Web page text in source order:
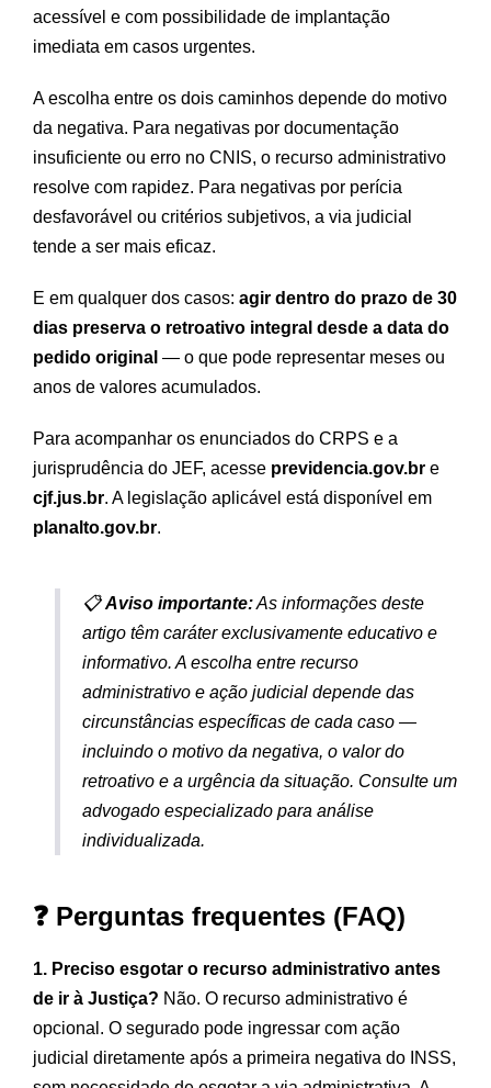
acessível e com possibilidade de implantação
imediata em casos urgentes.
A escolha entre os dois caminhos depende do motivo
da negativa. Para negativas por documentação
insuficiente ou erro no CNIS, o recurso administrativo
resolve com rapidez. Para negativas por perícia
desfavorável ou critérios subjetivos, a via judicial
tende a ser mais eficaz.
E em qualquer dos casos: agir dentro do prazo de 30
dias preserva o retroativo integral desde a data do
pedido original — o que pode representar meses ou
anos de valores acumulados.
Para acompanhar os enunciados do CRPS e a
jurisprudência do JEF, acesse previdencia.gov.br e
cjf.jus.br. A legislação aplicável está disponível em
planalto.gov.br.
📋Aviso importante:As informações deste
artigo têm caráter exclusivamente educativo e
informativo. A escolha entre recurso
administrativo e ação judicial depende das
circunstâncias específicas de cada caso —
incluindo o motivo da negativa, o valor do
retroativo e a urgência da situação. Consulte um
advogado especializado para análise
individualizada.
❓ Perguntas frequentes (FAQ)
1. Preciso esgotar o recurso administrativo antes
de ir à Justiça? Não. O recurso administrativo é
opcional. O segurado pode ingressar com ação
judicial diretamente após a primeira negativa do INSS,